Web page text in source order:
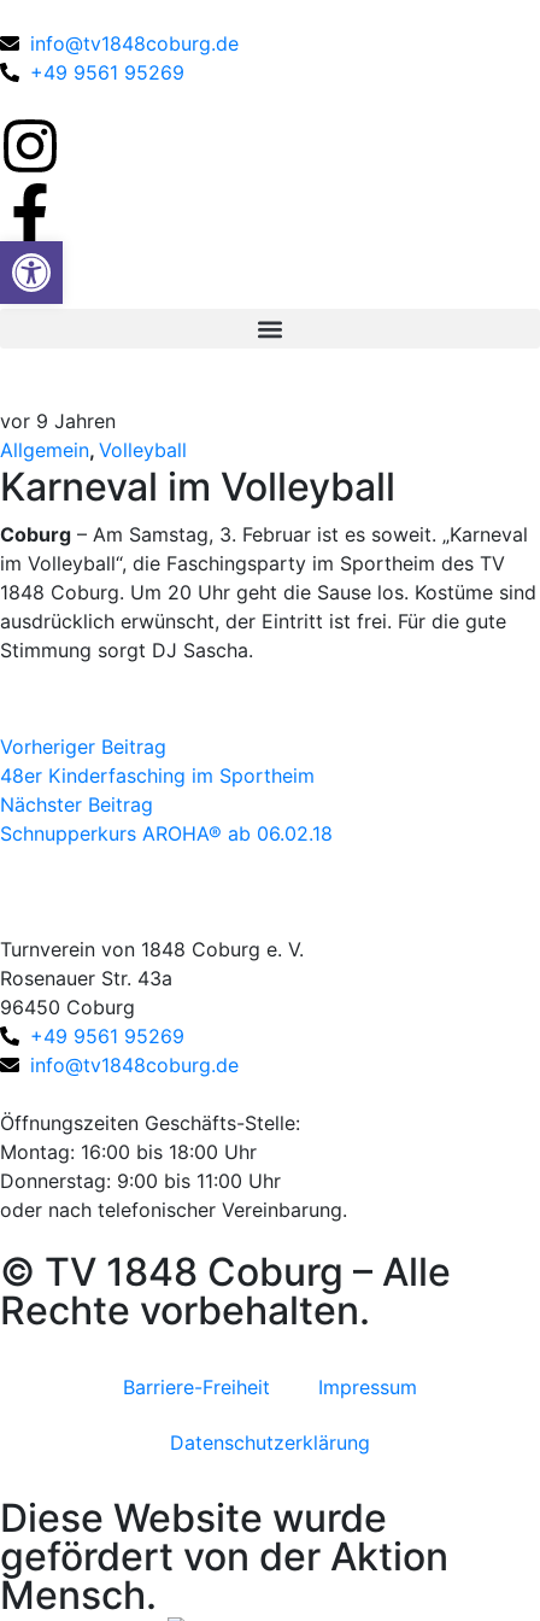
info@tv1848coburg.de
+49 9561 95269
vor 9 Jahren
Allgemein, Volleyball
Karneval im Volleyball
Coburg – Am Samstag, 3. Februar ist es soweit. „Karneval
im Volleyball“, die Faschingsparty im Sportheim des TV
1848 Coburg. Um 20 Uhr geht die Sause los. Kostüme sind
ausdrücklich erwünscht, der Eintritt ist frei. Für die gute
Stimmung sorgt DJ Sascha.
Vorheriger Beitrag
48er Kinderfasching im Sportheim
Nächster Beitrag
Schnupperkurs AROHA® ab 06.02.18
Turnverein von 1848 Coburg e. V.
Rosenauer Str. 43a
96450 Coburg
+49 9561 95269
info@tv1848coburg.de
Öffnungszeiten Geschäfts-Stelle:
Montag: 16:00 bis 18:00 Uhr
Donnerstag: 9:00 bis 11:00 Uhr
oder nach telefonischer Vereinbarung.
© TV 1848 Coburg – Alle
Rechte vorbehalten.
Barriere-Freiheit Impressum
Datenschutzerklärung
Diese Website wurde
gefördert von der Aktion
Mensch.
Werkzeugleiste öffnen